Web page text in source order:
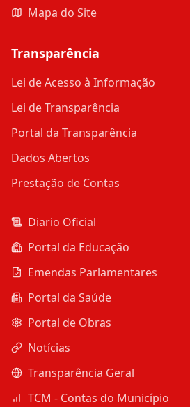
Mapa do Site
Transparência
Lei de Acesso à Informação
Lei de Transparência
Portal da Transparência
Dados Abertos
Prestação de Contas
Diario Oficial
Portal da Educação
Emendas Parlamentares
Portal da Saúde
Portal de Obras
Notícias
Transparência Geral
TCM - Contas do Município